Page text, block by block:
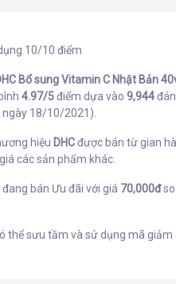
10/10 điểm
Bổ sung Vitamin C Nhật Bản
4.97/5điểm dựa vào 9,944
18/10/2021).
hiệu DHCđược bán từ gian
các sản phẩm khác.
bán Ưu đãi với giá 70,000đso
thể sưu tầm và sử dụng mã